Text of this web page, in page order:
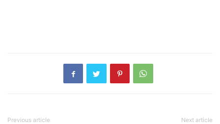
Previous article Next article